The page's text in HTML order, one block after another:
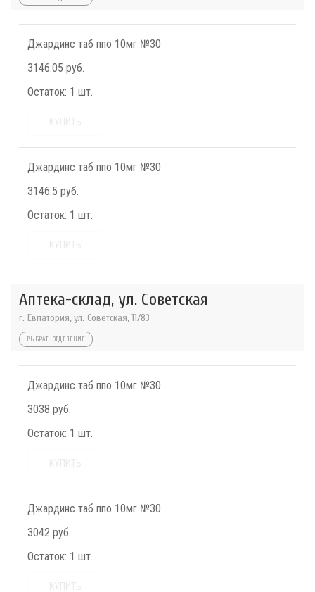
Джардинс таб ппо 10мг №30
3146.05 руб.
Остаток: 1 шт.
Джардинс таб ппо 10мг №30
3146.5 руб.
Остаток: 1 шт.
Аптека-склад, ул. Советская
г. Евпатория, ул. Советская, 11/83
ВЫБРАТЬ ОТДЕЛЕНИЕ
Джардинс таб ппо 10мг №30
3038 руб.
Остаток: 1 шт.
Джардинс таб ппо 10мг №30
3042 руб.
Остаток: 1 шт.